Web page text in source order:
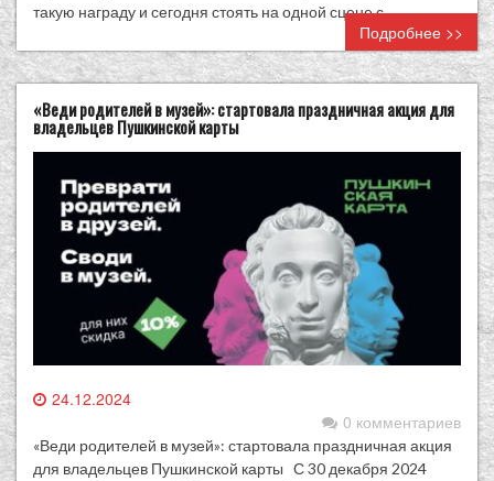
такую награду и сегодня стоять на одной сцене с…
Подробнее >>
«Веди родителей в музей»: стартовала праздничная акция для
владельцев Пушкинской карты
24.12.2024
0 комментариев
«Веди родителей в музей»: стартовала праздничная акция
для владельцев Пушкинской карты С 30 декабря 2024